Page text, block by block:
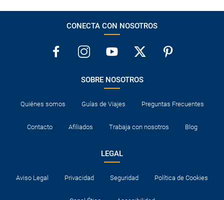
CONECTA CON NOSOTROS
SOBRE NOSOTROS
Quiénes somos Guías de Viajes Preguntas Frecuentes
Contacto Afiliados Trabaja con nosotros Blog
LEGAL
Aviso Legal Privacidad Seguridad Política de Cookies